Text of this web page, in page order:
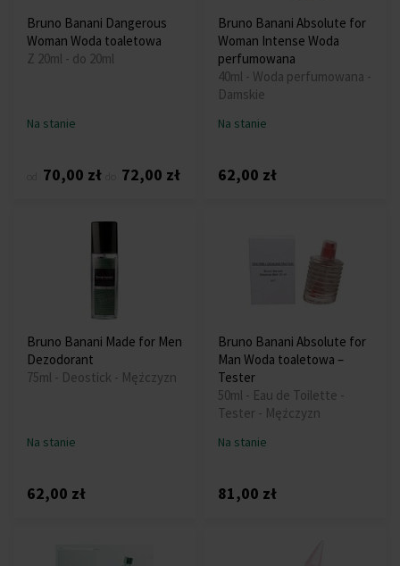
Bruno Banani Dangerous
Woman Woda toaletowa
Z 20ml - do 20ml
Na stanie
70,00 zł 72,00 zł
Bruno Banani Absolute for
Woman Intense Woda
perfumowana
40ml - Woda perfumowana -
Damskie
Na stanie
62,00 zł
Bruno Banani Made for Men
Dezodorant
75ml - Deostick - Mężczyzn
Na stanie
62,00 zł
Bruno Banani Absolute for
Man Woda toaletowa –
Tester
50ml - Eau de Toilette -
Tester - Mężczyzn
Na stanie
81,00 zł